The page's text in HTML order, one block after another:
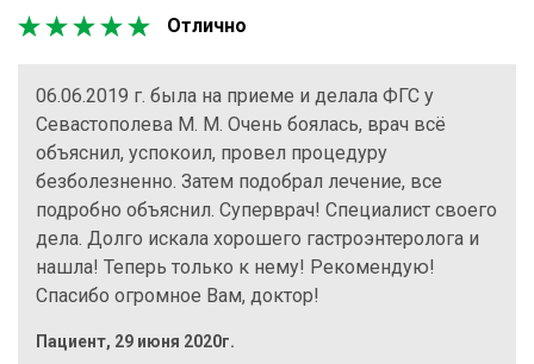
Отлично
06.06.2019 г. была на приеме и делала ФГС у
Севастополева М. М. Очень боялась, врач всё
объяснил, успокоил, провел процедуру
безболезненно. Затем подобрал лечение, все
подробно объяснил. Суперврач! Специалист своего
дела. Долго искала хорошего гастроэнтеролога и
нашла! Теперь только к нему! Рекомендую!
Спасибо огромное Вам, доктор!
Пациент, 29 июня 2020г.